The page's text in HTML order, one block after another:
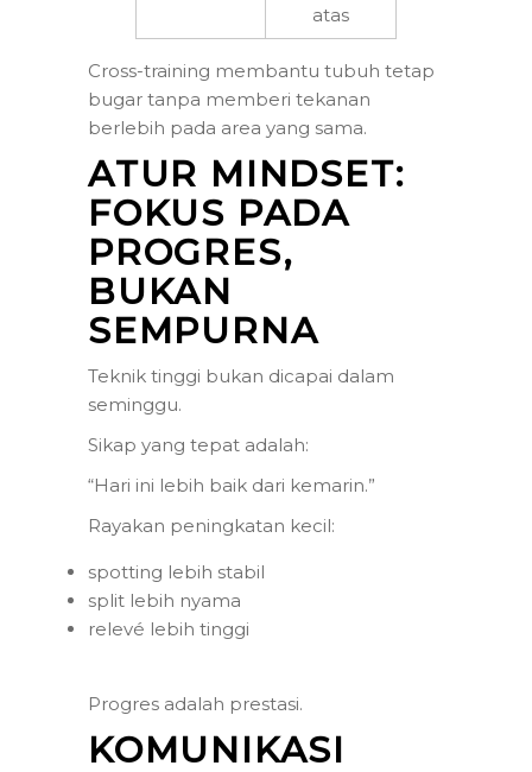
atas
Cross-training membantu tubuh tetap
bugar tanpa memberi tekanan
berlebih pada area yang sama.
ATUR MINDSET:
FOKUS PADA
PROGRES,
BUKAN
SEMPURNA
Teknik tinggi bukan dicapai dalam
seminggu.
Sikap yang tepat adalah:
“Hari ini lebih baik dari kemarin.”
Rayakan peningkatan kecil:
spotting lebih stabil
split lebih nyama
relevé lebih tinggi
Progres adalah prestasi.
KOMUNIKASI